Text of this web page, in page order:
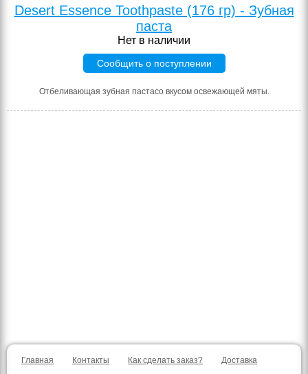
Desert Essence Toothpaste (176 гр) - Зубная
паста
Нет в наличии
Сообщить о поступлении
Отбеливающая зубная пастасо вкусом освежающей мяты.
Главная Контакты Как сделать заказ? Доставка